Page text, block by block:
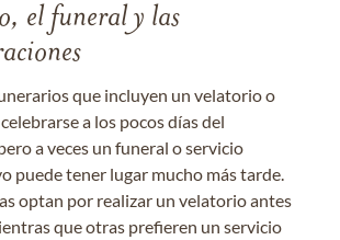
el funeral y las
que incluyen un velatorio o
a los pocos días del
a veces un funeral o servicio
puede tener lugar mucho más tarde.
optan por realizar un velatorio antes
que otras prefieren un servicio